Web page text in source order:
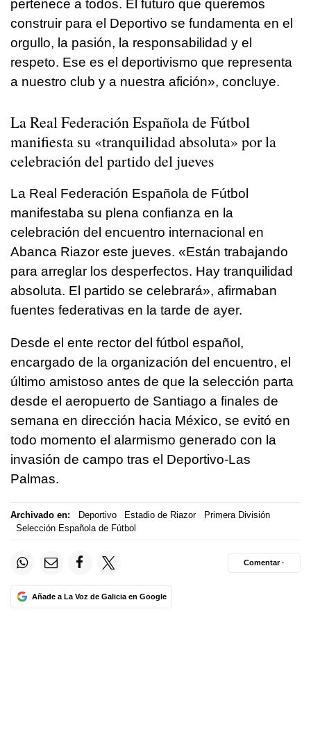
pertenece a todos. El futuro que queremos
construir para el Deportivo se fundamenta en el
orgullo, la pasión, la responsabilidad y el
respeto. Ese es el deportivismo que representa
a nuestro club y a nuestra afición», concluye.
La Real Federación Española de Fútbol
manifiesta su «tranquilidad absoluta» por la
celebración del partido del jueves
La Real Federación Española de Fútbol
manifestaba su plena confianza en la
celebración del encuentro internacional en
Abanca Riazor este jueves. «Están trabajando
para arreglar los desperfectos. Hay tranquilidad
absoluta. El partido se celebrará», afirmaban
fuentes federativas en la tarde de ayer.
Desde el ente rector del fútbol español,
encargado de la organización del encuentro, el
último amistoso antes de que la selección parta
desde el aeropuerto de Santiago a finales de
semana en dirección hacia México, se evitó en
todo momento el alarmismo generado con la
invasión de campo tras el Deportivo-Las
Palmas.
Archivado en: Deportivo Estadio de Riazor
Primera División
Selección Española de Fútbol
Añade a La Voz de Galicia en Google
Comentar ·